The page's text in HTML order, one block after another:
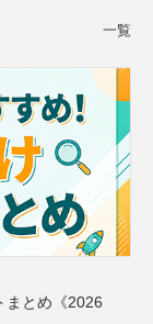
一覧
まとめ《2026